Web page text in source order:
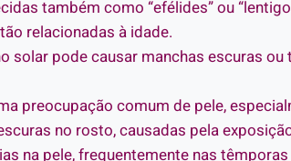
também como “efélides” ou
relacionadas à idade.
solar pode causar manchas escuras
preocupação comum de pele,
no rosto, causadas pela
na pele, frequentemente nas